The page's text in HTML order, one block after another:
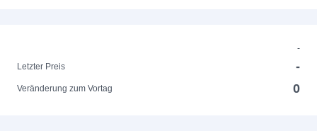
-
Letzter Preis
-
Veränderung zum Vortag 0